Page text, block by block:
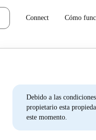
Connect Cómo
Debido a las
propietario esta
este momento.